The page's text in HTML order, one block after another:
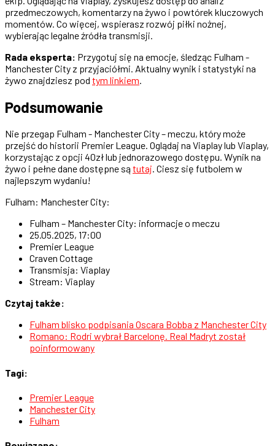
przedmeczowych, komentarzy na żywo i powtórek kluczowych
momentów. Co więcej, wspierasz rozwój piłki nożnej,
wybierając legalne źródła transmisji.
Rada eksperta: Przygotuj się na emocje, śledząc Fulham -
Manchester City z przyjaciółmi. Aktualny wynik i statystyki na
żywo znajdziesz pod tym linkiem
Podsumowanie
Nie przegap Fulham - Manchester City – meczu, który może
przejść do historii Premier League. Oglądaj na Viaplay lub Viaplay,
korzystając z opcji 40zł lub jednorazowego dostępu. Wynik na
żywo i pełne dane dostępne sątutaj. Ciesz się futbolem w
najlepszym wydaniu!
Fulham: Manchester City:
Fulham – Manchester City: informacje o meczu
25.05.2025, 17:00
Premier League
Craven Cottage
Transmisja: Viaplay
Stream: Viaplay
Czytaj także:
Fulham blisko podpisania Oscara Bobba z Manchester City
Romano: Rodri wybrał Barcelonę. Real Madryt został
poinformowany
Tagi:
Premier League
Manchester City
Fulham